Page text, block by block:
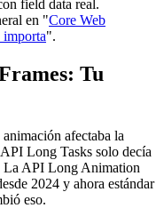
field data real.
en "Core Web
".
Tu
afectaba la
Long Tasks solo decía
La API Long Animation
2024 y ahora estándar
eso.